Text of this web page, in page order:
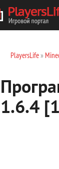
PlayersLife»
1.6.4